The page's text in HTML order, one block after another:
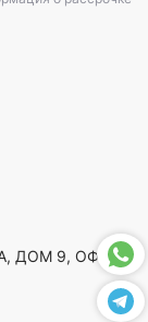
ДОМ 9, ОФ. 5,